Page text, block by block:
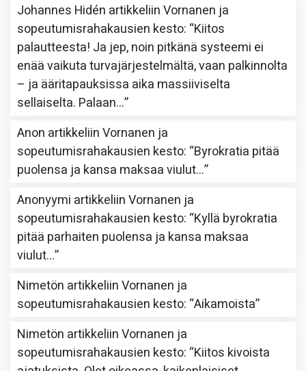
Johannes Hidén artikkeliinVornanen ja
sopeutumisrahakausien kesto: “Kiitos
palautteesta! Ja jep, noin pitkänä systeemi ei
enää vaikuta turvajärjestelmältä, vaan palkinnolta
– ja ääritapauksissa aika massiiviselta
sellaiselta. Palaan…”
Anon artikkeliinVornanen ja
sopeutumisrahakausien kesto: “Byrokratia pitää
puolensa ja kansa maksaa viulut…”
Anonyymi artikkeliinVornanen ja
sopeutumisrahakausien kesto: “Kyllä byrokratia
pitää parhaiten puolensa ja kansa maksaa
viulut…”
Nimetön artikkeliinVornanen ja
sopeutumisrahakausien kesto: “Aikamoista”
Nimetön artikkeliinVornanen ja
sopeutumisrahakausien kesto: “Kiitos kivoista